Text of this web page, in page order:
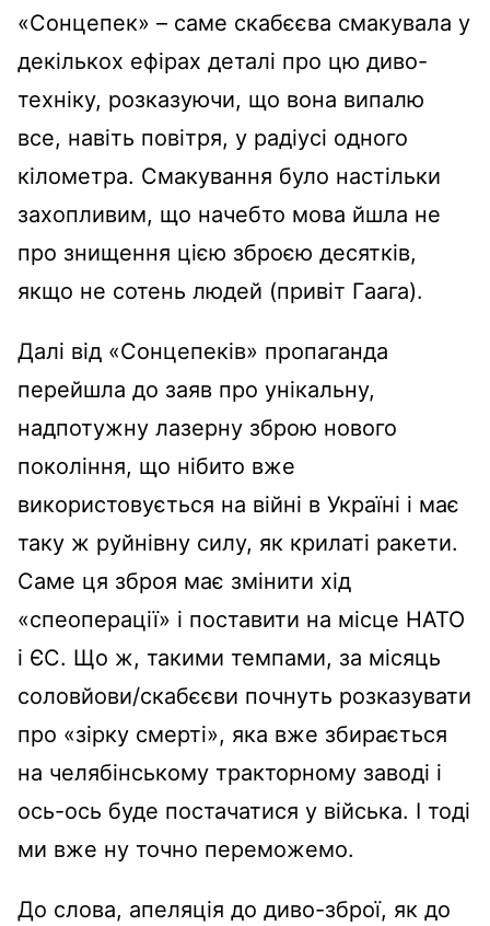
«Сонцепек» – саме скабєєва смакувала у
декількох ефірах деталі про цю диво-
техніку, розказуючи, що вона випалю
все, навіть повітря, у радіусі одного
кілометра. Смакування було настільки
захопливим, що начебто мова йшла не
про знищення цією зброєю десятків,
якщо не сотень людей (привіт Гаага).
Далі від «Сонцепеків» пропаганда
перейшла до заяв про унікальну,
надпотужну лазерну зброю нового
покоління, що нібито вже
використовується на війні в Україні і має
таку ж руйнівну силу, як крилаті ракети.
Саме ця зброя має змінити хід
«спеоперації» і поставити на місце НАТО
і ЄС. Що ж, такими темпами, за місяць
соловйови/скабєєви почнуть розказувати
про «зірку смерті», яка вже збирається
на челябінському тракторному заводі і
ось-ось буде постачатися у війська. І тоді
ми вже ну точно переможемо.
До слова, апеляція до диво-зброї, як до